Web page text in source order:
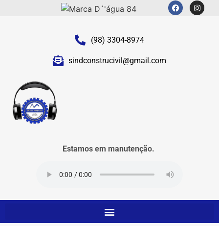
(98) 3304-8974
sindconstrucivil@gmail.com
Estamos em manutenção.